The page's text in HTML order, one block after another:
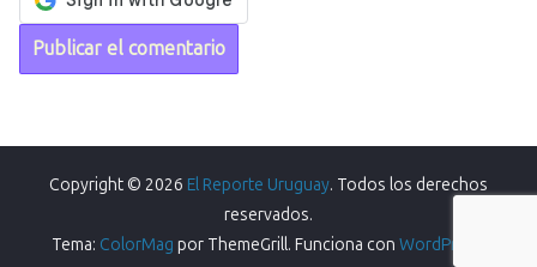
Copyright © 2026 El Reporte Uruguay. Todos los derechos
reservados.
Tema: ColorMag por ThemeGrill. Funciona con WordPress